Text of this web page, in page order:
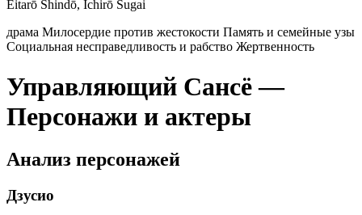
Eitarō Shindō, Ichirō Sugai
драма Милосердие против жестокости Память и семейные узы
Социальная несправедливость и рабство Жертвенность
Управляющий Сансё —
Персонажи и актеры
Анализ персонажей
Дзусио